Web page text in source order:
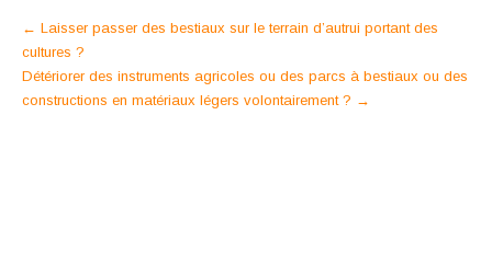
Post
navigation
← Laisser passer des bestiaux sur le terrain d’autrui portant des
cultures ?
Détériorer des instruments agricoles ou des parcs à bestiaux ou des
constructions en matériaux légers volontairement ? →